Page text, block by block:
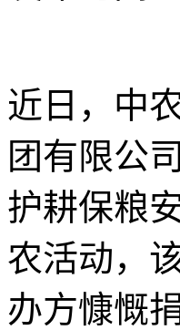
近日，中
团有限公
护耕保粮
农活动，
办方慷慨